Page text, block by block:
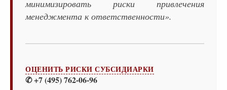
минимизировать риски привлечения
менеджмента к ответственности».
ОЦЕНИТЬ РИСКИ СУБСИДИАРКИ
✆ +7 (495) 762-06-96